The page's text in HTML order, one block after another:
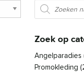
Producten zoeken
Zoek op
Angelparadies
Promokleding